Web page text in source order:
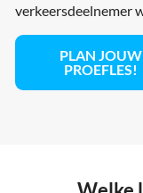
verkeersdeelnemer
PLAN JOUW
PROEFLES!